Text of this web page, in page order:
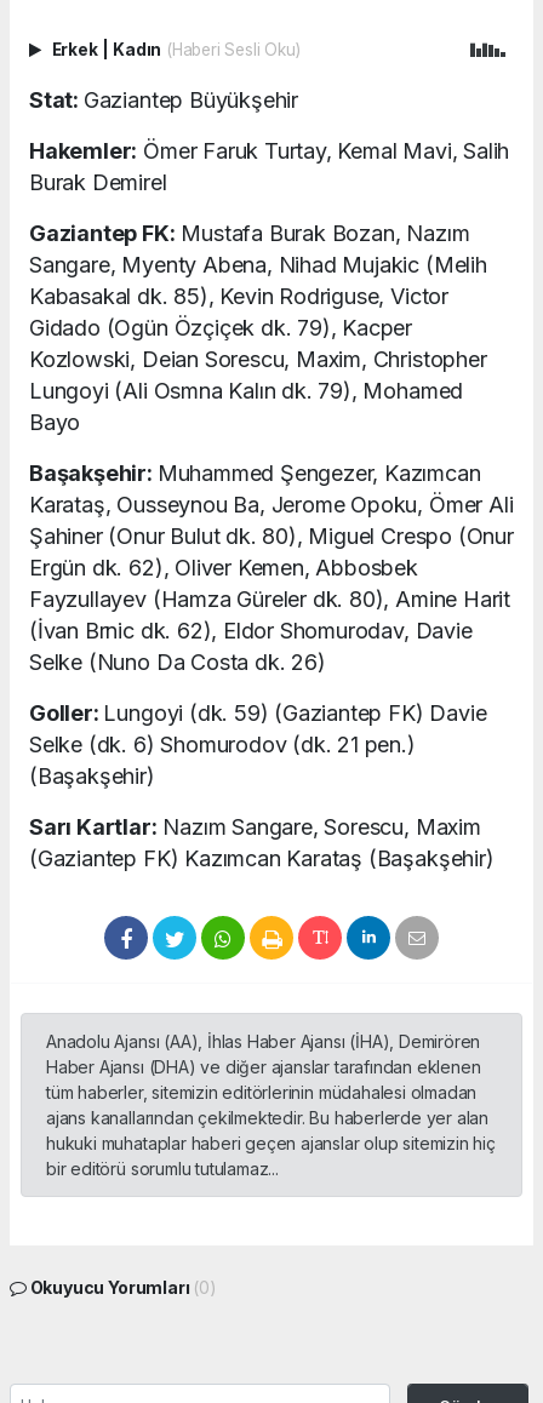
Erkek Kadın (Haberi Sesli Oku)
Stat: Gaziantep Büyükşehir
Hakemler: Ömer Faruk Turtay, Kemal Mavi, Salih
Burak Demirel
Gaziantep FK: Mustafa Burak Bozan, Nazım
Sangare, Myenty Abena, Nihad Mujakic (Melih
Kabasakal dk. 85), Kevin Rodriguse, Victor
Gidado (Ogün Özçiçek dk. 79), Kacper
Kozlowski, Deian Sorescu, Maxim, Christopher
Lungoyi (Ali Osmna Kalın dk. 79), Mohamed
Bayo
Başakşehir: Muhammed Şengezer, Kazımcan
Karataş, Ousseynou Ba, Jerome Opoku, Ömer Ali
Şahiner (Onur Bulut dk. 80), Miguel Crespo (Onur
Ergün dk. 62), Oliver Kemen, Abbosbek
Fayzullayev (Hamza Güreler dk. 80), Amine Harit
(İvan Brnic dk. 62), Eldor Shomurodav, Davie
Selke (Nuno Da Costa dk. 26)
Goller: Lungoyi (dk. 59) (Gaziantep FK) Davie
Selke (dk. 6) Shomurodov (dk. 21 pen.)
(Başakşehir)
Sarı Kartlar: Nazım Sangare, Sorescu, Maxim
(Gaziantep FK) Kazımcan Karataş (Başakşehir)
Anadolu Ajansı (AA), İhlas Haber Ajansı (İHA), Demirören
Haber Ajansı (DHA) ve diğer ajanslar tarafından eklenen
tüm haberler, sitemizin editörlerinin müdahalesi olmadan
ajans kanallarından çekilmektedir. Bu haberlerde yer alan
hukuki muhataplar haberi geçen ajanslar olup sitemizin hiç
bir editörü sorumlu tutulamaz...
Okuyucu Yorumları (0)